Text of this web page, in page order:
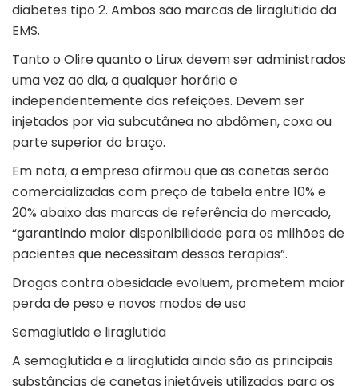
diabetes tipo 2. Ambos são marcas de liraglutida da
EMS.
Tanto o Olire quanto o Lirux devem ser administrados
uma vez ao dia, a qualquer horário e
independentemente das refeições. Devem ser
injetados por via subcutânea no abdômen, coxa ou
parte superior do braço.
Em nota, a empresa afirmou que as canetas serão
comercializadas com preço de tabela entre 10% e
20% abaixo das marcas de referência do mercado,
“garantindo maior disponibilidade para os milhões de
pacientes que necessitam dessas terapias”.
Drogas contra obesidade evoluem, prometem maior
perda de peso e novos modos de uso
Semaglutida e liraglutida
A semaglutida e a liraglutida ainda são as principais
substâncias de canetas injetáveis utilizadas para os